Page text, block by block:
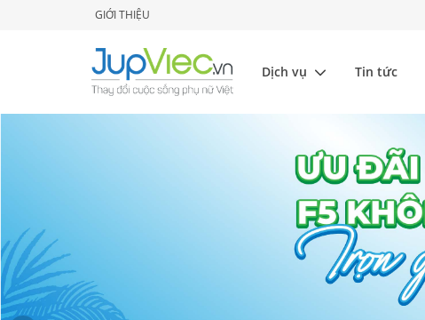
GIỚI THIỆU
Dịch vụ Tin tức